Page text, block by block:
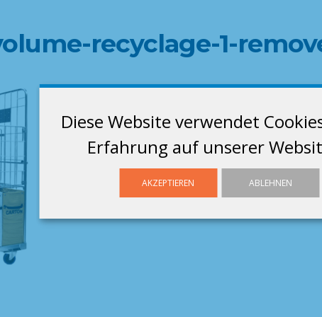
Diese Website verwendet
Erfahrung auf unserer
AKZEPTIEREN ABLEHNEN
recyclage-1-